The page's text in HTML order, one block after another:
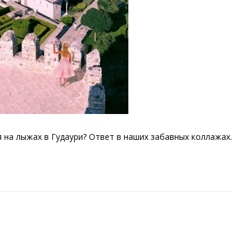
лыжах в Гудаури? Ответ в наших забавных коллажах.